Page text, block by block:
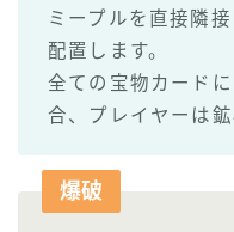
ミープルを直接隣
配置します。
全ての宝物カード
合、プレイヤーは鉱
爆破